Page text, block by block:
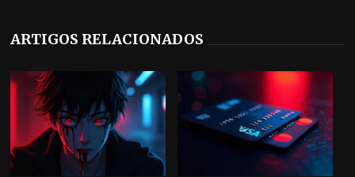
ARTIGOS RELACIONADOS